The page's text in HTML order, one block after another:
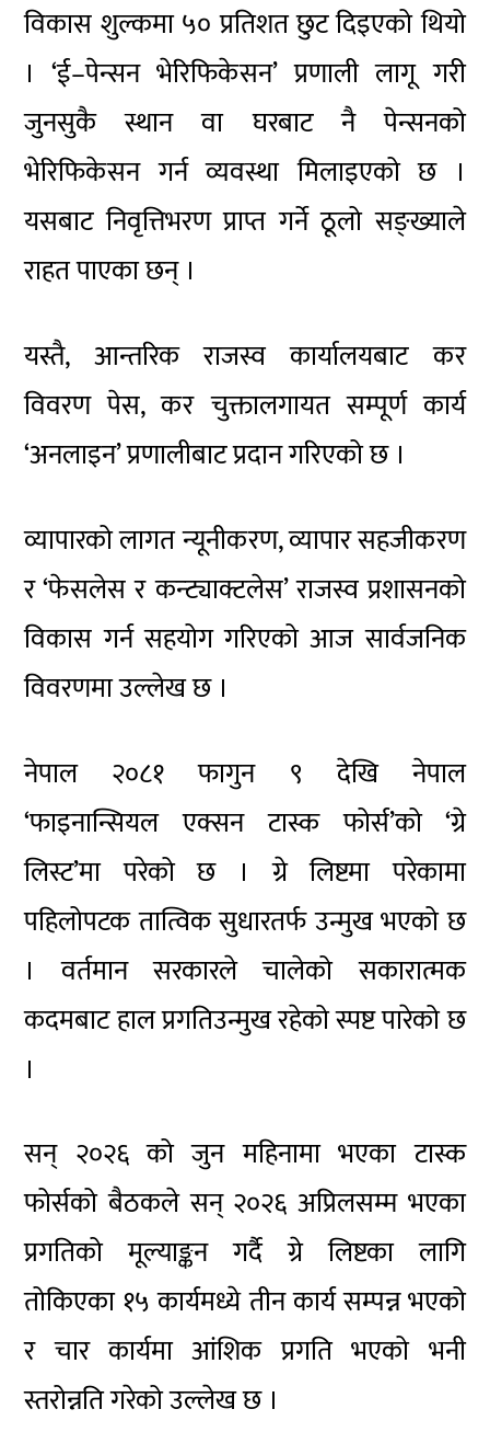
विकास शुल्कमा ५० प्रतिशत छुट दिइएको थियो
। ‘ई–पेन्सन भेरिफिकेसन’ प्रणाली लागू गरी
जुनसुकै स्थान वा घरबाट नै पेन्सनको
भेरिफिकेसन गर्न व्यवस्था मिलाइएको छ ।
यसबाट निवृत्तिभरण प्राप्त गर्ने ठूलो सङ्ख्याले
राहत पाएका छन् ।
यस्तै, आन्तरिक राजस्व कार्यालयबाट कर
विवरण पेस, कर चुक्तालगायत सम्पूर्ण कार्य
‘अनलाइन’ प्रणालीबाट प्रदान गरिएको छ ।
व्यापारको लागत न्यूनीकरण, व्यापार सहजीकरण
र ‘फेसलेस र कन्ट्याक्टलेस’ राजस्व प्रशासनको
विकास गर्न सहयोग गरिएको आज सार्वजनिक
विवरणमा उल्लेख छ ।
नेपाल २०८१ फागुन ९ देखि नेपाल
‘फाइनान्सियल एक्सन टास्क फोर्स’को ‘ग्रे
लिस्ट’मा परेको छ । ग्रे लिष्टमा परेकामा
पहिलोपटक तात्विक सुधारतर्फ उन्मुख भएको छ
। वर्तमान सरकारले चालेको सकारात्मक
कदमबाट हाल प्रगतिउन्मुख रहेको स्पष्ट पारेको छ
।
सन् २०२६ को जुन महिनामा भएका टास्क
फोर्सको बैठकले सन् २०२६ अप्रिलसम्म भएका
प्रगतिको मूल्याङ्कन गर्दै ग्रे लिष्टका लागि
तोकिएका १५ कार्यमध्ये तीन कार्य सम्पन्न भएको
र चार कार्यमा आंशिक प्रगति भएको भनी
स्तरोन्नति गरेको उल्लेख छ ।